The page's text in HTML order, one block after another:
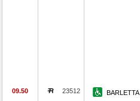
09.50 23512 BARLETTA